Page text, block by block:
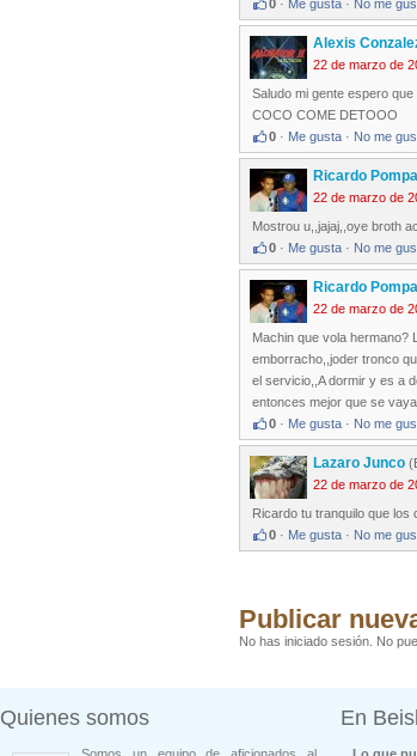
0 · Me gusta · No me
Alexis
22 de marzo de
Saludo mi gente espero
COCO COME DETOOO
0 · Me gusta · No me
Ricardo Pompa
22 de marzo de
Mostrou u,,jajaj,,oye broth
0 · Me gusta · No me
Ricardo Pompa
22 de marzo de
Machin que vola hermano?
emborracho,,joder tronco
el servicio,,A dormir y es a
entonces mejor que se
0 · Me gusta · No me
Lazaro Junco
22 de marzo de
Ricardo tu tranquilo que
0 · Me gusta · No me
Publicar
No has iniciado sesión. No
Quienes somos En